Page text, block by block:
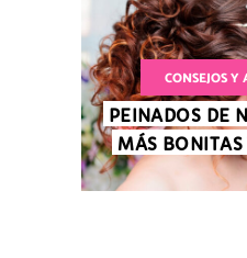
CONSEJOS
PEINADOS DE
MÁS